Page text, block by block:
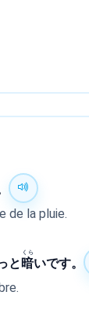
de la pluie.
と暗
くら
いです。